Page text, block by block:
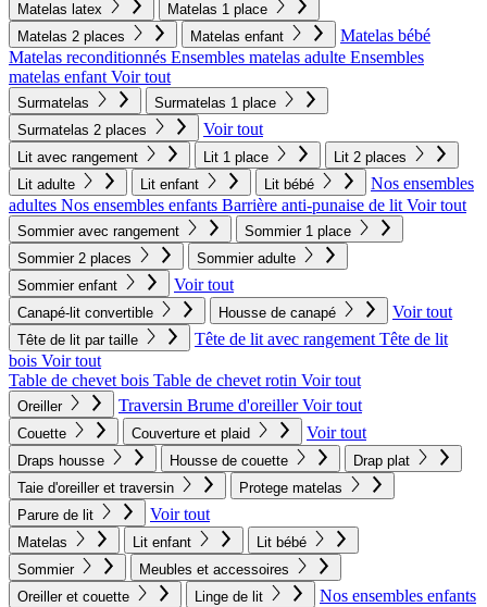
Matelas latex
Matelas 1 place
Matelas 2 places
Matelas enfant
Matelas bébé
Matelas reconditionnés Ensembles matelas adulte Ensembles
matelas enfant Voir tout
Surmatelas
Surmatelas 1 place
Surmatelas 2 places
Voir tout
Lit avec rangement Lit 1 place
Lit 2 places
Lit adulte
Lit enfant Lit bébé
Nos ensembles
adultes Nos ensembles enfants Barrière anti-punaise de lit Voir tout
Sommier avec rangement
Sommier 1 place
Sommier 2 places
Sommier adulte
Sommier enfant
Voir tout
Canapé-lit convertible Housse de canapé Voir tout
Tête de lit par taille Tête de lit avec rangement Tête de lit
bois Voir tout
Table de chevet bois Table de chevet rotin Voir tout
Oreiller Traversin Brume d'oreiller Voir tout
Couette Couverture et plaid Voir tout
Draps housse Housse de couette
Drap plat
Taie d'oreiller et traversin
Protege matelas
Parure de lit
Voir tout
Matelas Lit enfant
Lit bébé
Sommier
Meubles et accessoires
Oreiller et couette
Linge de lit
Nos ensembles enfants